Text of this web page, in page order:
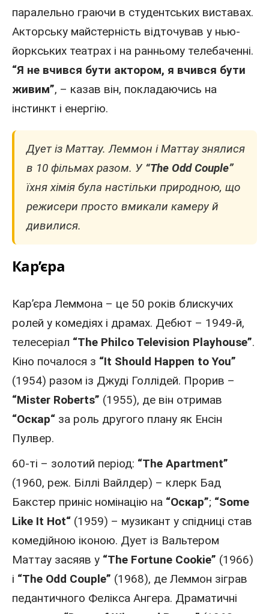
паралельно граючи в студентських виставах.
Акторську майстерність відточував у нью-
йоркських театрах і на ранньому телебаченні.
“Я не вчився бути актором, я вчився бути
живим”, – казав він, покладаючись на
інстинкт і енергію.
Дует із Маттау. Леммон і Маттау знялися
в 10 фільмах разом. У “The Odd Couple”
їхня хімія була настільки природною, що
режисери просто вмикали камеру й
дивилися.
Кар’єра
Кар’єра Леммона – це 50 років блискучих
ролей у комедіях і драмах. Дебют – 1949-й,
телесеріал “The Philco Television Playhouse”.
Кіно почалося з “It Should Happen to You”
(1954) разом із Джуді Голлідей. Прорив –
“Mister Roberts” (1955), де він отримав
“Оскар“ за роль другого плану як Енсін
Пулвер.
60-ті – золотий період: “The Apartment”
(1960, реж. Біллі Вайлдер) – клерк Бад
Бакстер приніс номінацію на “Оскар”; “Some
Like It Hot“ (1959) – музикант у спідниці став
комедійною іконою. Дует із Вальтером
Маттау засяяв у “The Fortune Cookie” (1966)
і “The Odd Couple” (1968), де Леммон зіграв
педантичного Фелікса Ангера. Драматичні